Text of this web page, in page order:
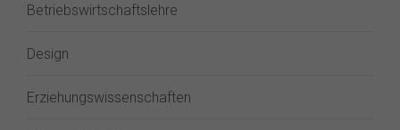
Betriebswirtschaftslehre
Design
Erziehungswissenschaften